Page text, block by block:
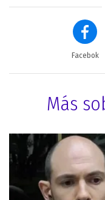
Facebok
Más